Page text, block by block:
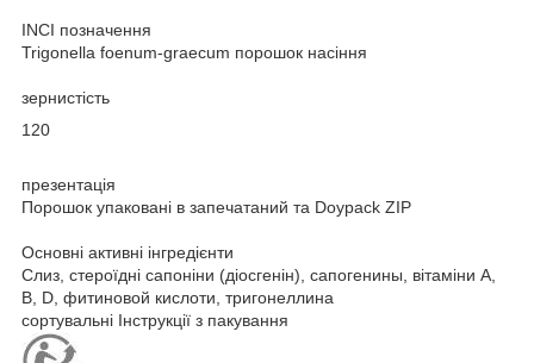
INCI позначення
Trigonella foenum-graecum порошок насіння
зернистість
120
презентація
Порошок упаковані в запечатаний та Doypack ZIP
Основні активні інгредієнти
Слиз, стероїдні сапоніни (діосгенін), сапогенины, вітаміни А,
В, D, фитиновой кислоти, тригонеллина
сортувальні Інструкції з пакування